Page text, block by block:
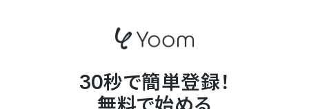
30秒で簡単登録！